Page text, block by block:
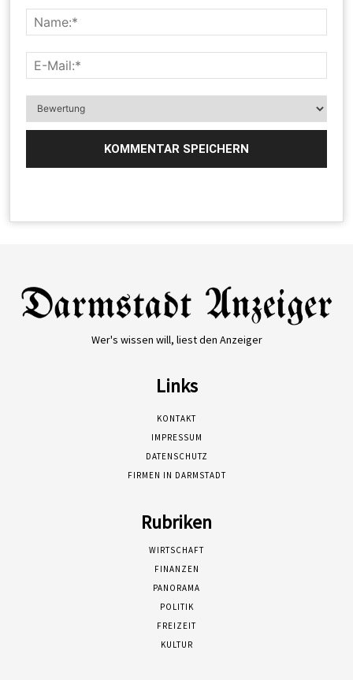
Wer's wissen will, liest den Anzeiger
Links
KONTAKT
IMPRESSUM
DATENSCHUTZ
FIRMEN IN DARMSTADT
Rubriken
WIRTSCHAFT
FINANZEN
PANORAMA
POLITIK
FREIZEIT
KULTUR